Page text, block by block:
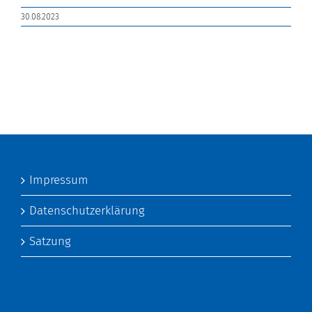
30.08.2023
Impressum
Datenschutzerklärung
Satzung